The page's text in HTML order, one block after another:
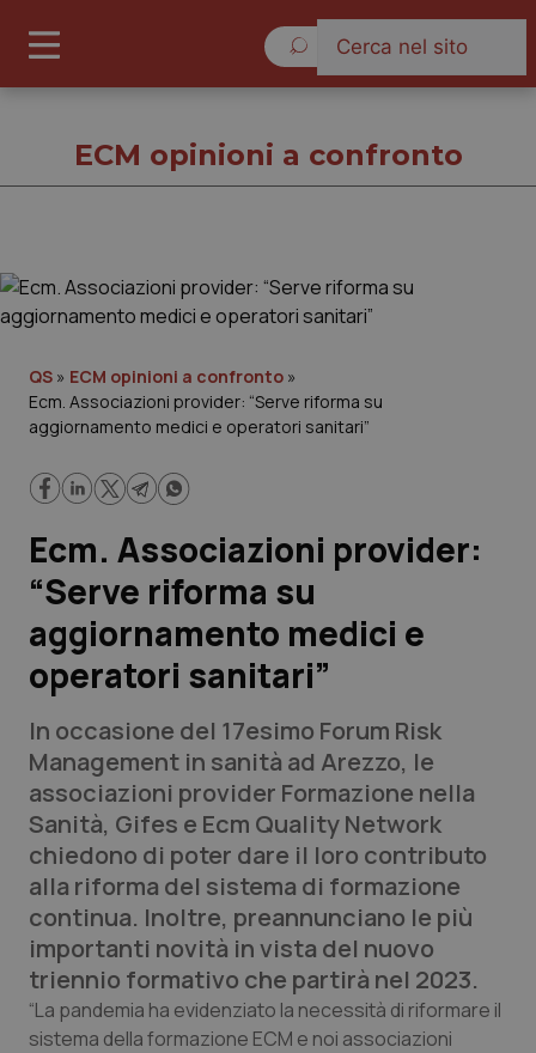
Governo e Parlamento
Regioni e Asl
Lavoro e Professioni
Scienza e Farmaci
Studi e Analisi
Lettere al direttore
Edizioni Regionali
QS Pro
Professionisti Sanitari.AI
Abruzzo
Basilicata
QS Pro Gold
Artrite & artrosi
QS Club Newsletter
ECM opinioni a confronto
QS » ECM opinioni a confronto »
Ecm. Associazioni provider: “Serve riforma su
aggiornamento medici e operatori sanitari”
Ecm. Associazioni provider:
“Serve riforma su
aggiornamento medici e
operatori sanitari”
In occasione del 17esimo Forum Risk
Management in sanità ad Arezzo, le
associazioni provider Formazione nella
Sanità, Gifes e Ecm Quality Network
chiedono di poter dare il loro contributo
alla riforma del sistema di formazione
continua. Inoltre, preannunciano le più
importanti novità in vista del nuovo
triennio formativo che partirà nel 2023.
“La pandemia ha evidenziato la necessità di riformare il
sistema della formazione ECM e noi associazioni